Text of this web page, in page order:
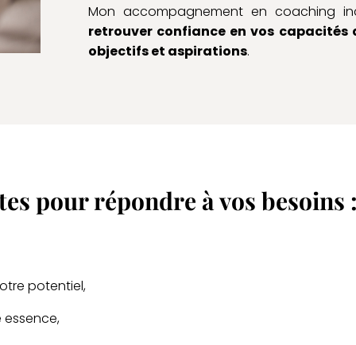
Mon accompagnement en coaching
retrouver confiance en vos capacités
objectifs et aspirations.
pour répondre à vos besoins :
potentiel,